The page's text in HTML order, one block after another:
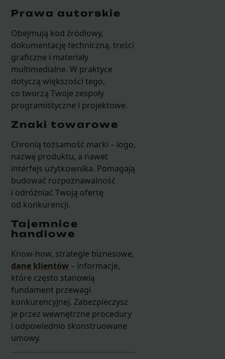
Prawa autorskie
Obejmują kod źródłowy,
dokumentację techniczną, treści
graficzne i materiały
multimedialne. W praktyce
dotyczą większości tego,
co tworzą Twoje zespoły
programistyczne i projektowe.
Znaki towarowe
Chronią tożsamość marki – logo,
nazwę produktu, a nawet
interfejs użytkownika. Pomagają
budować rozpoznawalność
i odróżniać Twoją ofertę
od konkurencji.
Tajemnice
handlowe
Know-how, strategie biznesowe,
dane klientów – informacje,
które często stanowią
fundament przewagi
konkurencyjnej. Zabezpieczysz
je przez wewnętrzne procedury
i odpowiednio skonstruowane
umowy.